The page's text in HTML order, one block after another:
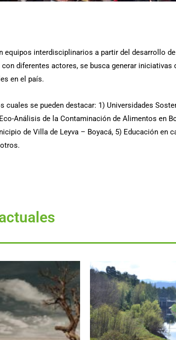
equipos interdisciplinarios a partir del desarrollo
diferentes actores, se busca generar iniciativas
en el país.
se pueden destacar: 1) Universidades
Análisis de la Contaminación de Alimentos en
de Villa de Leyva – Boyacá, 5) Educación en